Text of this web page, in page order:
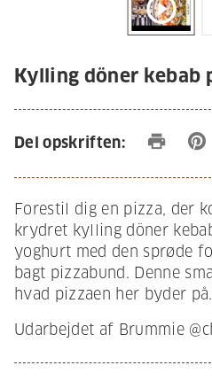
play_circle_outline
Kylling döner kebab
Del opskriften: print
Forestil dig en pizza, der
krydret kylling döner
yoghurt med den sprøde
bagt pizzabund. Denne
hvad pizzaen her byder på.
Udarbejdet af Brummie